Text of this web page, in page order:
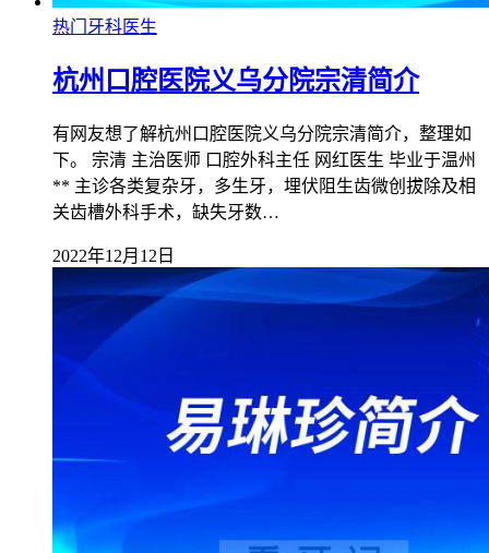
热门牙科医生
杭州口腔医院义乌分院宗清简介
有网友想了解杭州口腔医院义乌分院宗清简介，整理如
下。 宗清 主治医师 口腔外科主任 网红医生 毕业于温州
** 主诊各类复杂牙，多生牙，埋伏阻生齿微创拔除及相
关齿槽外科手术，缺失牙数…
2022年12月12日